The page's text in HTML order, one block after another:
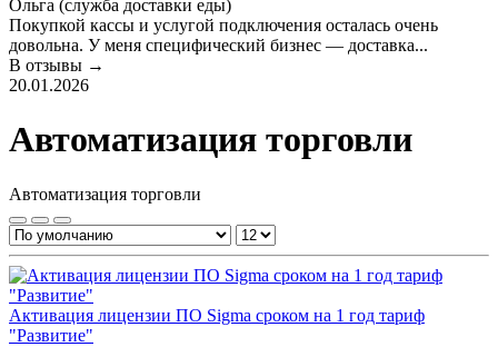
Ольга (служба доставки еды)
Покупкой кассы и услугой подключения осталась очень
довольна. У меня специфический бизнес — доставка...
В отзывы →
20.01.2026
Автоматизация торговли
Автоматизация торговли
Активация лицензии ПО Sigma сроком на 1 год тариф
"Развитие"